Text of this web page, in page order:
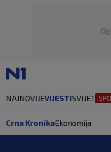
NAJNOVIJEVIJESTISVIJET
Crna KronikaEkonomija